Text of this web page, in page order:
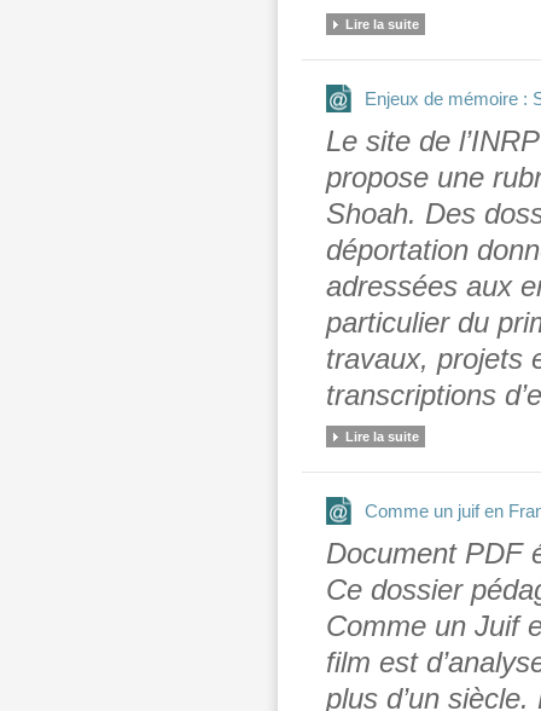
Lire la suite
Enjeux de mémoire :
Le site de
propose une
Shoah. Des
déportation
adressées aux
particulier du
travaux, projets
transcriptions
Lire la suite
Comme un juif en
Document PDF
Ce dossier
Comme un Juif
film est
plus d’un